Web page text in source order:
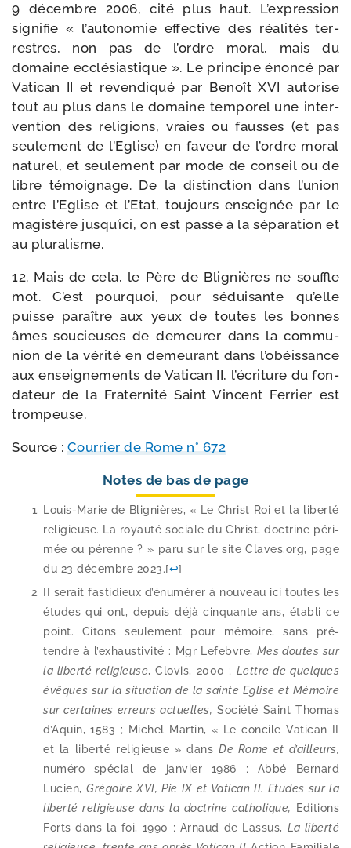
9 décembre 2006, cité plus haut. L’expression
signi­fie « l’autonomie effec­tive des réa­li­tés ter­
restres, non pas de l’ordre moral, mais du
domaine ecclé­sias­tique ». Le prin­cipe énon­cé par
Vatican II et reven­di­qué par Benoît XVI auto­rise
tout au plus dans le domaine tem­po­rel une inter­
ven­tion des reli­gions, vraies ou fausses (et pas
seule­ment de l’Eglise) en faveur de l’ordre moral
natu­rel, et seule­ment par mode de conseil ou de
libre témoi­gnage. De la dis­tinc­tion dans l’union
entre l’Eglise et l’Etat, tou­jours ensei­gnée par le
magis­tère jusqu’ici, on est pas­sé à la sépa­ra­tion et
au pluralisme.
12. Mais de cela, le Père de Blignières ne souffle
mot. C’est pour­quoi, pour sédui­sante qu’elle
puisse paraître aux yeux de toutes les bonnes
âmes sou­cieuses de demeu­rer dans la com­mu­
nion de la véri­té en demeu­rant dans l’obéissance
aux ensei­gne­ments de Vatican II, l’écriture du fon­
da­teur de la Fraternité Saint Vincent Ferrier est
trompeuse.
Source : Courrier de Rome n° 672
Notes de bas de page
Louis-​Marie de Blignières, « Le Christ Roi et la liber­té
reli­gieuse. La royau­té sociale du Christ, doc­trine péri­
mée ou pérenne ? » paru sur le site Claves​.org, page
du 23 décembre 2023.[↩]
II serait fas­ti­dieux d’énumérer à nou­veau ici toutes les
études qui ont, depuis déjà cin­quante ans, éta­bli ce
point. Citons seule­ment pour mémoire, sans pré­
tendre à l’exhaustivité : Mgr Lefebvre, Mes doutes sur
la liber­té reli­gieuse, Clovis, 2000 ; Lettre de quelques
évêques sur la situa­tion de la sainte Eglise et Mémoire
sur cer­taines erreurs actuelles, Société Saint Thomas
d’Aquin, 1583 ; Michel Martin, « Le concile Vatican II
et la liber­té reli­gieuse » dans De Rome et d’ailleurs,
numé­ro spé­cial de jan­vier 1986 ; Abbé Bernard
Lucien,Grégoire XVI, Pie IX et Vatican II. Etudes sur la
liber­té reli­gieuse dans la doc­trine catho­lique, Editions
Forts dans la foi, 1990 ; Arnaud de Lassus, La liber­té